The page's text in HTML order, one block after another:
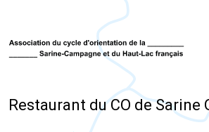
Restaurant du CO de Sarine